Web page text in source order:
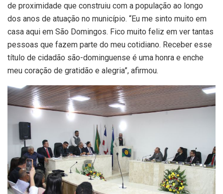
de proximidade que construiu com a população ao longo
dos anos de atuação no município. “Eu me sinto muito em
casa aqui em São Domingos. Fico muito feliz em ver tantas
pessoas que fazem parte do meu cotidiano. Receber esse
título de cidadão são-dominguense é uma honra e enche
meu coração de gratidão e alegria”, afirmou.